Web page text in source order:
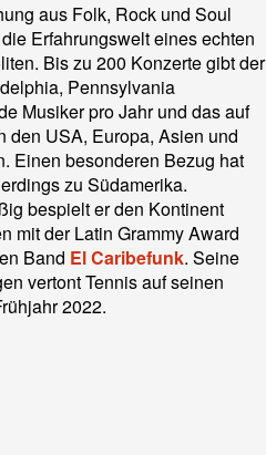
aus Folk, Rock und Soul
Erfahrungswelt eines echten
Bis zu 200 Konzerte gibt der
Pennsylvania
Musiker pro Jahr und das auf
den USA, Europa, Asien und
Einen besonderen Bezug hat
zu Südamerika.
bespielt er den Kontinent
mit der Latin Grammy Award
Band El Caribefunk. Seine
vertont Tennis auf seinen
2022.